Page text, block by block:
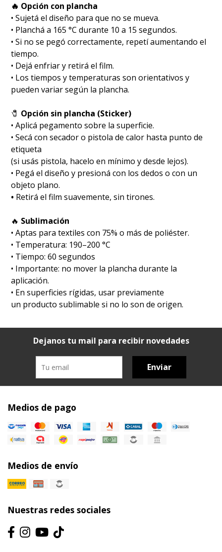
🔥 Opción con plancha
• Sujetá el diseño para que no se mueva.
• Planchá a 165 °C durante 10 a 15 segundos.
• Si no se pegó correctamente, repetí aumentando el
tiempo.
• Dejá enfriar y retirá el film.
• Los tiempos y temperaturas son orientativos y
pueden variar según la plancha.
🧷 Opción sin plancha (Sticker)
• Aplicá pegamento sobre la superficie.
• Secá con secador o pistola de calor hasta punto de
etiqueta
(si usás pistola, hacelo en mínimo y desde lejos).
• Pegá el diseño y presioná con los dedos o con un
objeto plano.
• Retirá el film suavemente, sin tirones.
🔥 Sublimación
•⁠ ⁠Aptas para textiles con 75% o más de poliéster.
•⁠ ⁠Temperatura: 190–200 °C
•⁠ ⁠Tiempo: 60 segundos
•⁠ ⁠Importante: no mover la plancha durante la
aplicación.
• En superficies rígidas, usar previamente
un producto sublimable si no lo son de origen.
Dejanos tu mail para recibir novedades
Enviar
Medios de pago
Medios de envío
Nuestras redes sociales